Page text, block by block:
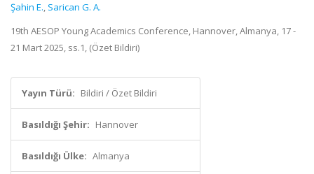
Şahin E., Sarican G. A.
19th AESOP Young Academics Conference, Hannover, Almanya, 17 -
21 Mart 2025, ss.1, (Özet Bildiri)
Yayın Türü: Bildiri / Özet Bildiri
Basıldığı Şehir: Hannover
Basıldığı Ülke: Almanya